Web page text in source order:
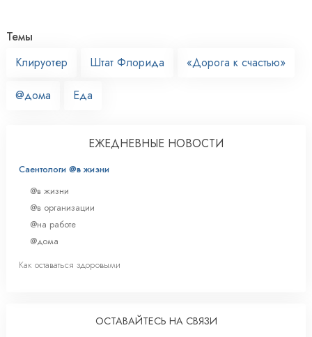
Темы
Клируотер
Штат Флорида «Дорога к счастью»
@дома Еда
ЕЖЕДНЕВНЫЕ НОВОСТИ
Саентологи @в жизни
@в жизни
@в организации
@на работе
@дома
Как оставаться здоровыми
ОСТАВАЙТЕСЬ НА СВЯЗИ